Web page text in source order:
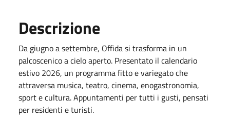
Descrizione
Da giugno a settembre, Offida si trasforma in un
palcoscenico a cielo aperto. Presentato il calendario
estivo 2026, un programma fitto e variegato che
attraversa musica, teatro, cinema, enogastronomia,
sport e cultura. Appuntamenti per tutti i gusti, pensati
per residenti e turisti.